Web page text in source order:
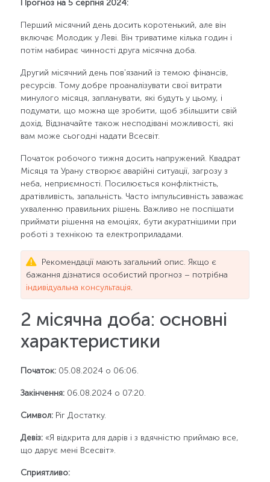
Прогноз на 5 серпня 2024:
Перший місячний день досить коротенький, але він
включає Молодик у Леві. Він триватиме кілька годин і
потім набирає чинності друга місячна доба.
Другий місячний день пов'язаний із темою фінансів,
ресурсів. Тому добре проаналізувати свої витрати
минулого місяця, запланувати, які будуть у цьому, і
подумати, що можна ще зробити, щоб збільшити свій
дохід. Відзначайте також несподівані можливості, які
вам може сьогодні надати Всесвіт.
Початок робочого тижня досить напружений. Квадрат
Місяця та Урану створює аварійні ситуації, загрозу з
неба, неприємності. Посилюється конфліктність,
дратівливість, запальність. Часто імпульсивність заважає
ухваленню правильних рішень. Важливо не поспішати
приймати рішення на емоціях, бути акуратнішими при
роботі з технікою та електроприладами.
Рекомендації мають загальний опис. Якщо є
бажання дізнатися особистий прогноз – потрібна
індивідуальна консультація.
2 місячна доба: основні
характеристики
Початок:05.08.2024 о 06:06.
Закінчення:06.08.2024 о 07:20.
Символ:Ріг Достатку.
Девіз:«Я відкрита для дарів і з вдячністю приймаю все,
що дарує мені Всесвіт».
Сприятливо: